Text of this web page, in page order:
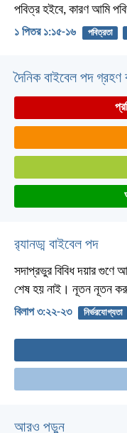
পবিত্র হইবে, কারণ আমি
১ পিতর ১:১৫-১৬ পবিত্রতা
দৈনিক বাইবেল পদ
র‌্যানড্ম বাইবেল পদ
সদাপ্রভুর বিবিধ দয়ার গুণে
শেষ হয় নাই। নূতন নূতন
বিলাপ ৩:২২-২৩ নির্ভরযোগ্যতা
আরও পড়ুন